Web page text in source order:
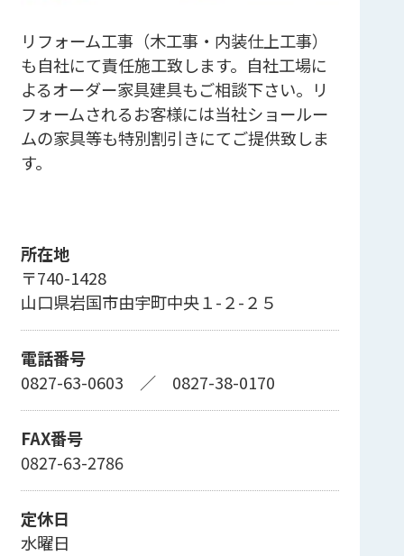
リフォーム工事（木工事・内装仕上工事）
も自社にて責任施工致します。自社工場に
よるオーダー家具建具もご相談下さい。リ
フォームされるお客様には当社ショールー
ムの家具等も特別割引きにてご提供致しま
す。
所在地
〒740-1428
山口県岩国市由宇町中央１-２-２５
電話番号
0827-63-0603 ／ 0827-38-0170
FAX番号
0827-63-2786
定休日
水曜日